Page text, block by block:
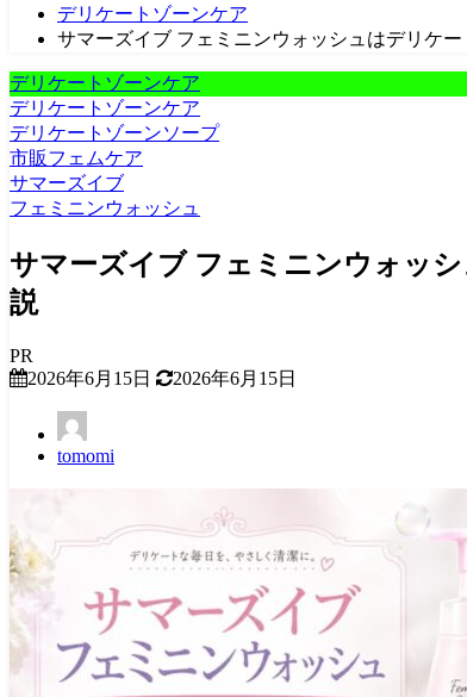
デリケートゾーンケア
サマーズイブ フェミニンウォッシュはデリケ
デリケートゾーンケア
デリケートゾーンケア
デリケートゾーンソープ
市販フェムケア
サマーズイブ
フェミニンウォッシュ
サマーズイブ フェミニンウォッ
説
PR
2026年6月15日
2026年6月15日
tomomi